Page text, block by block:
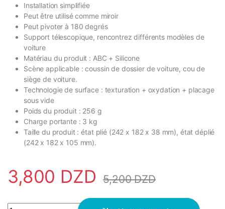
Installation simplifiée
Peut être utilisé comme miroir
Peut pivoter à 180 degrés
Support télescopique, rencontrez différents modèles de
voiture
Matériau du produit : ABC + Silicone
Scène applicable : coussin de dossier de voiture, cou de
siège de voiture.
Technologie de surface : texturation + oxydation + placage
sous vide
Poids du produit : 256 g
Charge portante : 3 kg
Taille du produit : état plié (242 x 182 x 38 mm), état déplié
(242 x 182 x 105 mm).
3,800 DZD 5,200DZD
hoco. Boîte de rangement pliable pour oreiller arrière de voiture